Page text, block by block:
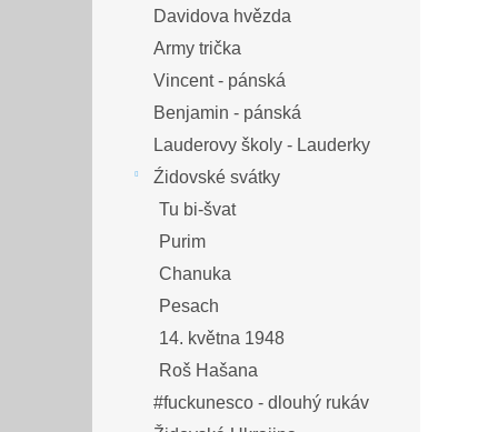
Davidova hvězda
Army trička
Vincent - pánská
Benjamin - pánská
Lauderovy školy - Lauderky
Źidovské svátky
Tu bi-švat
Purim
Chanuka
Pesach
14. května 1948
Roš Hašana
#fuckunesco - dlouhý rukáv